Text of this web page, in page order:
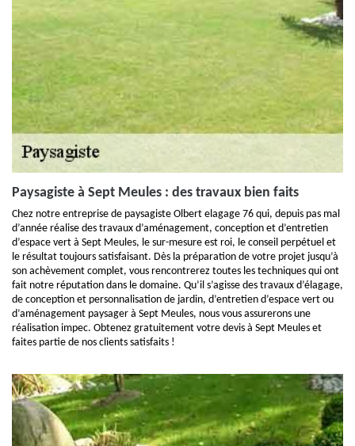
Paysagiste à Sept Meules : des travaux bien faits
Chez notre entreprise de paysagiste Olbert elagage 76 qui, depuis pas mal
d’année réalise des travaux d’aménagement, conception et d’entretien
d’espace vert à Sept Meules, le sur-mesure est roi, le conseil perpétuel et
le résultat toujours satisfaisant. Dès la préparation de votre projet jusqu’à
son achèvement complet, vous rencontrerez toutes les techniques qui ont
fait notre réputation dans le domaine. Qu’il s’agisse des travaux d’élagage,
de conception et personnalisation de jardin, d’entretien d’espace vert ou
d’aménagement paysager à Sept Meules, nous vous assurerons une
réalisation impec. Obtenez gratuitement votre devis à Sept Meules et
faites partie de nos clients satisfaits !